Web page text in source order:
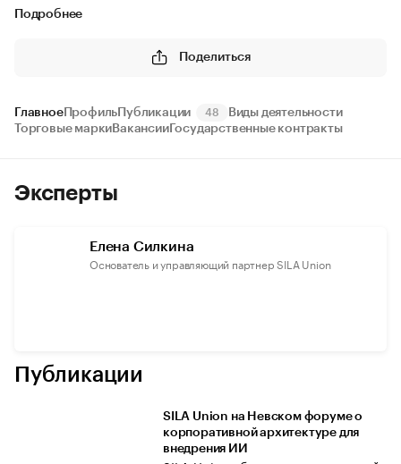
Подробнее
Поделиться
ГлавноеПрофиль Публикации 48
Виды деятельности
Торговые марки ВакансииГосударственные контракты
Эксперты
Елена Силкина
Основатель и управляющий партнер SILA Union
Публикации
SILA Union на Невском форуме о
корпоративной архитектуре для
внедрения ИИ